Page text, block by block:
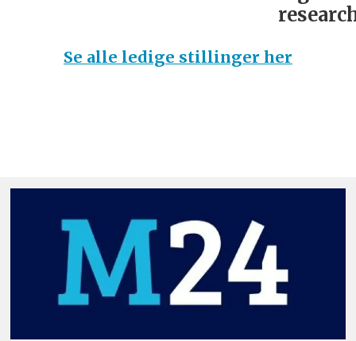
Se alle ledige stillinger her